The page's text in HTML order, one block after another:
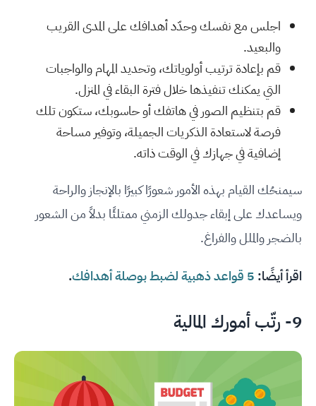
اجلس مع نفسك وحدّد أهدافك على المدى القريب
والبعيد.
قم بإعادة ترتيب أولوياتك، وتحديد المهام والواجبات
التي يمكنك تنفيذها خلال فترة البقاء في المنزل.
قم بتنظيم الصور في هاتفك أو حاسوبك، ستكون تلك
فرصة لاستعادة الذكريات الجميلة، وتوفير مساحة
إضافية في جهازك في الوقت ذاته.
سيمنحُك القيام بهذه الأمور شعورًا كبيرًا بالإنجاز والراحة
ويساعدك على إبقاء جدولك الزمني ممتلئًا بدلاً من الشعور
بالضجر والملل والفراغ.
اقرأ أيضًا: 5 قواعد ذهبية لضبط بوصلة أهدافك .
9- رتّب أمورك المالية